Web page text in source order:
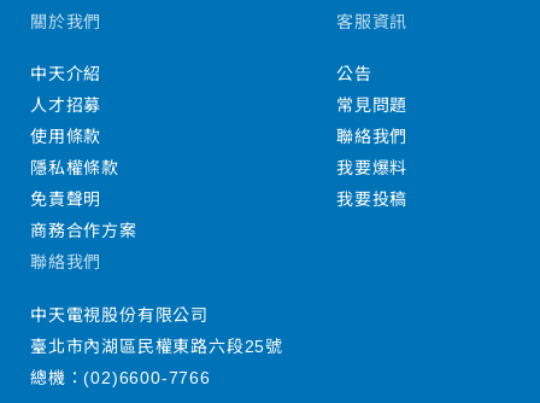
關於我們
中天介紹
人才招募
使用條款
隱私權條款
免責聲明
商務合作方案
客服資訊
公告
常見問題
聯絡我們
我要爆料
我要投稿
聯絡我們
中天電視股份有限公司
臺北市內湖區民權東路六段25號
總機：(02)6600-7766